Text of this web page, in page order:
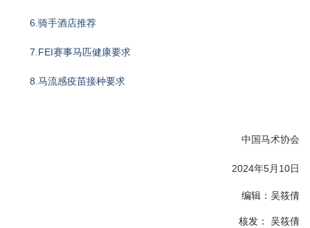
6.骑手酒店推荐
7.FEI赛事马匹健康要求
8.马流感疫苗接种要求
中国马术协会
2024年5月10日
编辑：吴筱倩
核发： 吴筱倩